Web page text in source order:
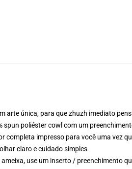
arte única, para que zhuzh imediato
spun poliéster cowl com um
completa impresso para você uma vez
claro e cuidado simples
use um inserto / preenchimento